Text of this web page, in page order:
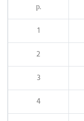
р.
1
2
3
4